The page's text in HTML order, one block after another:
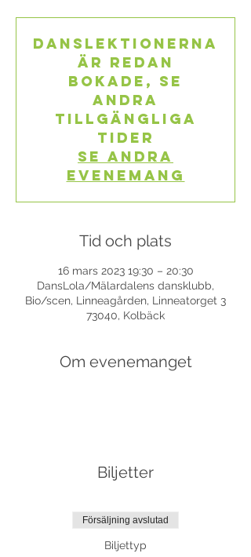
Danslektionerna
är redan
bokade, se
andra
tillgängliga
tider
Se andra
evenemang
Tid och plats
16 mars 2023 19:30 – 20:30
DansLola/Mälardalens dansklubb,
Bio/scen, Linneagården, Linneatorget 3
73040, Kolbäck
Om evenemanget
Biljetter
Försäljning avslutad
Biljettyp